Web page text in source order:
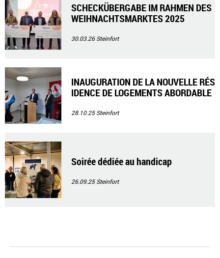
SCHECKÜBERGABE IM RAHMEN DES
WEIHNACHTSMARKTES 2025
30.03.26Steinfort
INAUGURATION DE LA NOUVELLE RÉS
IDENCE DE LOGEMENTS ABORDABLE
28.10.25Steinfort
Soirée dédiée au handicap
26.09.25Steinfort